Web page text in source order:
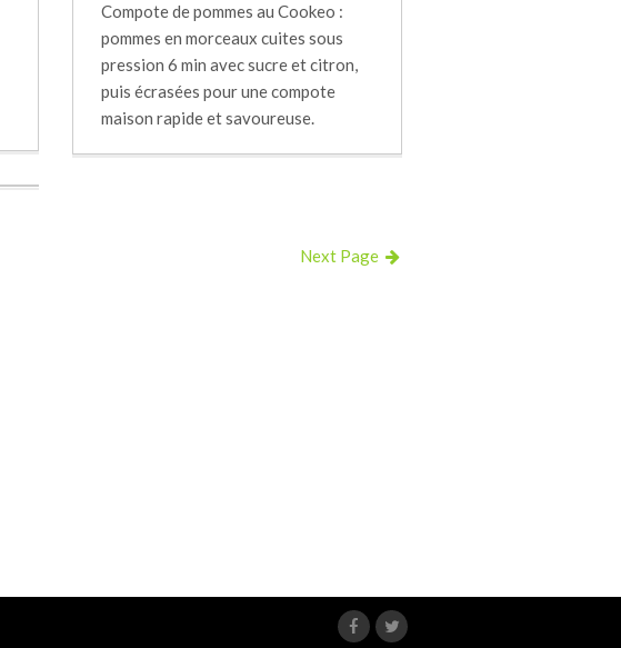
Compote de pommes au Cookeo :
pommes en morceaux cuites sous
pression 6 min avec sucre et citron,
puis écrasées pour une compote
maison rapide et savoureuse.
Next Page